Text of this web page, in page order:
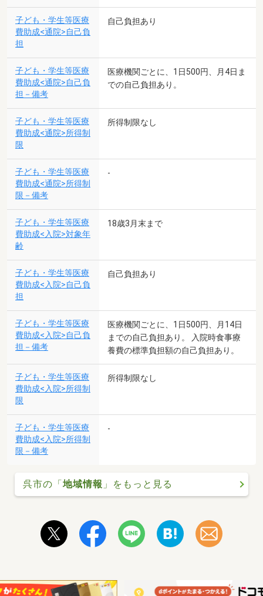
子ども・学生等医療
費助成<通院>自己負
担
自己負担あり
子ども・学生等医療
費助成<通院>自己負
担－備考
医療機関ごとに、1日500円、月4日ま
での自己負担あり。
子ども・学生等医療
費助成<通院>所得制
限
所得制限なし
子ども・学生等医療
費助成<通院>所得制
限－備考
-
子ども・学生等医療
費助成<入院>対象年
齢
18歳3月末まで
子ども・学生等医療
費助成<入院>自己負
担
自己負担あり
子ども・学生等医療
費助成<入院>自己負
担－備考
医療機関ごとに、1日500円、月14日
までの自己負担あり。 入院時食事療
養費の標準負担額の自己負担あり。
子ども・学生等医療
費助成<入院>所得制
限
所得制限なし
子ども・学生等医療
費助成<入院>所得制
限－備考
-
呉市の「 地域情報 」をもっと見る